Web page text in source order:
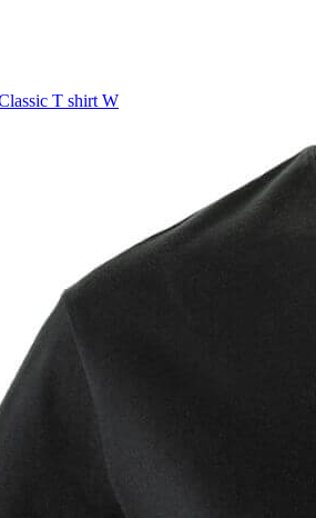
T shirt W